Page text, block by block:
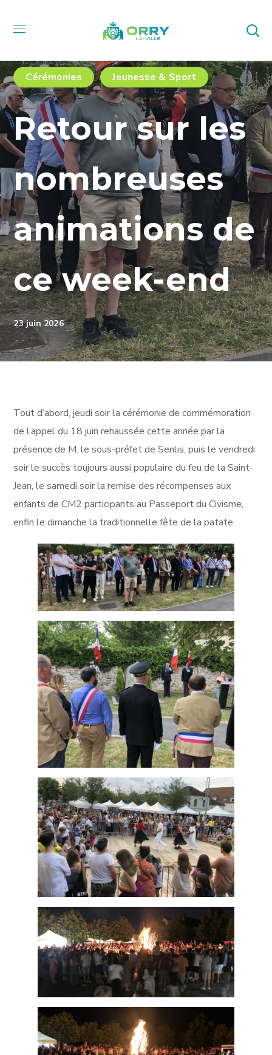
Cérémonies Jeunesse & Sport
Retour sur les
nombreuses
animations de
ce week-end
23 juin 2026
Tout d’abord, jeudi soir la cérémonie de commémoration
de l’appel du 18 juin rehaussée cette année par la
présence de M. le sous-préfet de Senlis, puis le vendredi
soir le succès toujours aussi populaire du feu de la Saint-
Jean, le samedi soir la remise des récompenses aux
enfants de CM2 participants au Passeport du Civisme,
enfin le dimanche la traditionnelle fête de la patate.